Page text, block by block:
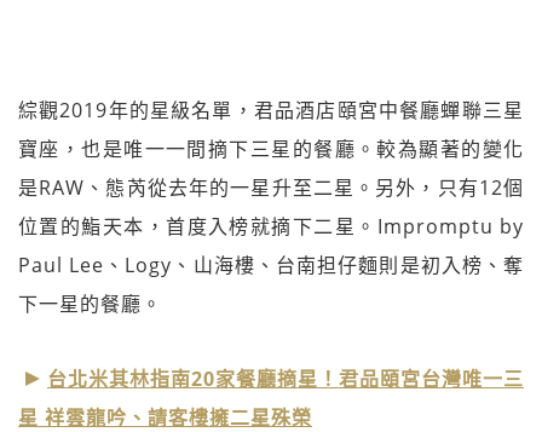
綜觀2019年的星級名單，君品酒店頤宮中餐廳蟬聯三星
寶座，也是唯一一間摘下三星的餐廳。較為顯著的變化
是RAW、態芮從去年的一星升至二星。另外，只有12個
位置的鮨天本，首度入榜就摘下二星。Impromptu by
Paul Lee、Logy、山海樓、台南担仔麵則是初入榜、奪
下一星的餐廳。
台北米其林指南20家餐廳摘星！君品頤宮台灣唯一三
星 祥雲龍吟、請客樓擁二星殊榮